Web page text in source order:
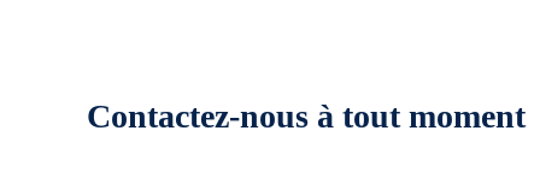
Contactez-nous à tout moment